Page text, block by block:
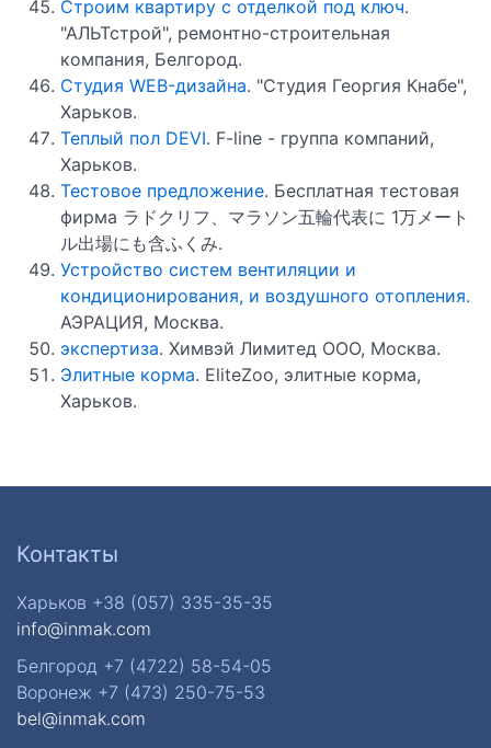
Строим квартиру с отделкой под ключ.
"АЛЬТстрой", ремонтно-строительная
компания, Белгород.
Студия WEB-дизайна. "Студия Георгия Кнабе",
Харьков.
Теплый пол DEVI. F-line - группа компаний,
Харьков.
Тестовое предложение. Бесплатная тестовая
фирма ラドクリフ、マラソン五輪代表に 1万メート
ル出場にも含ふくみ.
Устройство систем вентиляции и
кондиционирования, и воздушного отопления.
АЭРАЦИЯ, Москва.
экспертиза. Химвэй Лимитед ООО, Москва.
Элитные корма. EliteZoo, элитные корма,
Харьков.
Контакты
Харьков +38 (057) 335-35-35
info@inmak.com
Белгород +7 (4722) 58-54-05
Воронеж +7 (473) 250-75-53
bel@inmak.com